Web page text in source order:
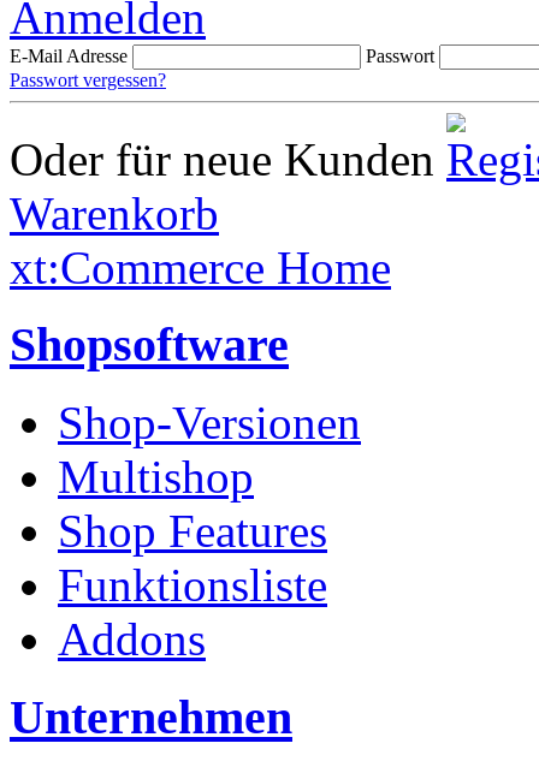
Anmelden
E-Mail Adresse
Passwort
Passwort vergessen?
Oder für neue Kunden
Warenkorb
xt:Commerce Home
Shopsoftware
Shop-Versionen
Multishop
Shop Features
Funktionsliste
Addons
Unternehmen